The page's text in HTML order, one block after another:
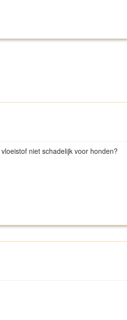
niet schadelijk voor honden?